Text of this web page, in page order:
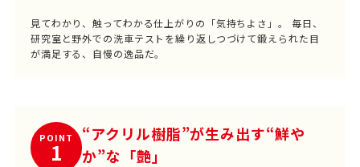
見てわかり、触ってわかる仕上がりの「気持ちよさ」。 毎日、
研究室と野外での洗車テストを繰り返しつづけて鍛えられた目
が満足する、自慢の逸品だ。
POINT
1
“アクリル樹脂”が生み出す“鮮や
か”な「艶」